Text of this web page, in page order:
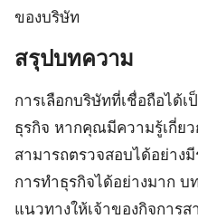
ของบริษัท
สรุปบทความ
การเลือกบริษัทที่เชื่อถือได้
ธุรกิจ หากคุณมีความรู้เกี่ย
สามารถตรวจสอบได้อย่าง
การทำธุรกิจได้อย่างมาก บ
แนวทางให้เจ้าของกิจการ